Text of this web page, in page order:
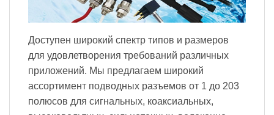
Доступен широкий спектр типов и размеров
для удовлетворения требований различных
приложений. Мы предлагаем широкий
ассортимент подводных разъемов от 1 до 203
полюсов для сигнальных, коаксиальных,